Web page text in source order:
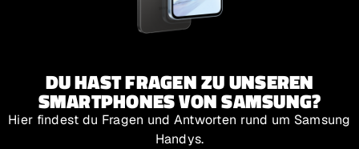
DU HAST FRAGEN ZU UNSEREN
SMARTPHONES VON SAMSUNG?
Hier findest du Fragen und Antworten rund um Samsung
Handys.